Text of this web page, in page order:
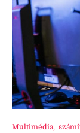
Multimédia,